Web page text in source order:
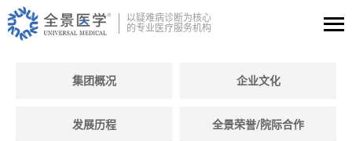
以疑难病诊断为核心
的专业医疗服务机构
集团概况 企业文化
发展历程 全景荣誉/院际合作